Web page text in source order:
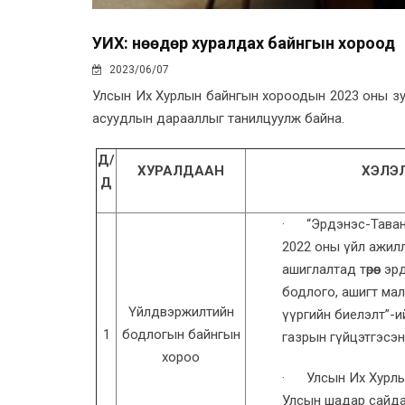
УИХ: Өнөөдөр хуралдах байнгын хороод
2023/06/07
Улсын Их Хурлын байнгын хороодын 2023 оны
асуудлын дарааллыг танилцуулж байна.
Д/
Д
ХУРАЛДААН
1
Үйлдвэржилтийн
бодлогын байнгын
хороо
· “Эрдэнэс-
2022 оны үйл
ашиглалтад төрөөс
бодлого, ашигт
үүргийн биелэлт”-
газрын
· Улсын Их Хурлын
Улсын шадар